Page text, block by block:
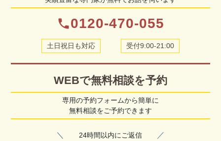
phone0120-470-055
土日祝日も対応 受付9:00-21:00
WEBで無料相談を予約
専用の予約フォームから簡単に
無料相談をご予約できます
＼ 24時間以内にご返信 ／